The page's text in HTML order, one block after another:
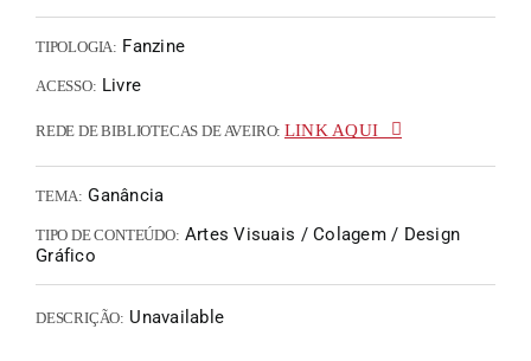
TIPOLOGIA: Fanzine
ACESSO: Livre
REDE DE BIBLIOTECAS DE AVEIRO: LINK AQUI
TEMA: Ganância
TIPO DE CONTEÚDO: Artes Visuais / Colagem / Design
Gráfico
DESCRIÇÃO: Unavailable